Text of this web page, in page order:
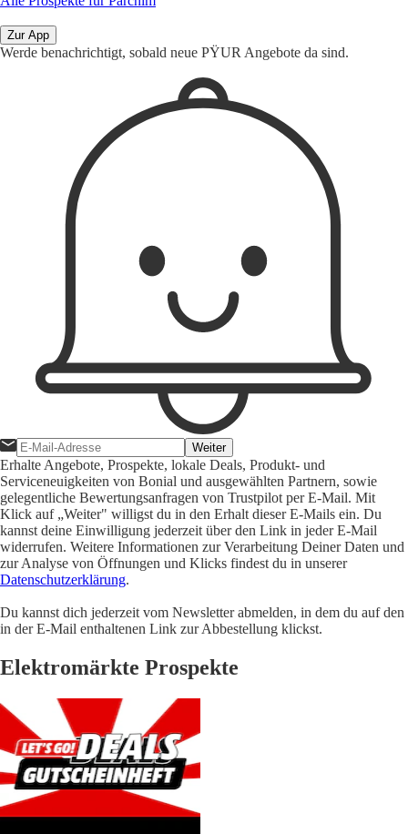
Zur App
Werde benachrichtigt, sobald neue PŸUR Angebote da sind.
Weiter
Erhalte Angebote, Prospekte, lokale Deals, Produkt- und
Serviceneuigkeiten von Bonial und ausgewählten Partnern, sowie
gelegentliche Bewertungsanfragen von Trustpilot per E-Mail. Mit
Klick auf „Weiter" willigst du in den Erhalt dieser E-Mails ein. Du
kannst deine Einwilligung jederzeit über den Link in jeder E-Mail
widerrufen. Weitere Informationen zur Verarbeitung Deiner Daten und
zur Analyse von Öffnungen und Klicks findest du in unserer
Datenschutzerklärung.
Du kannst dich jederzeit vom Newsletter abmelden, in dem du auf den
in der E-Mail enthaltenen Link zur Abbestellung klickst.
Elektromärkte Prospekte